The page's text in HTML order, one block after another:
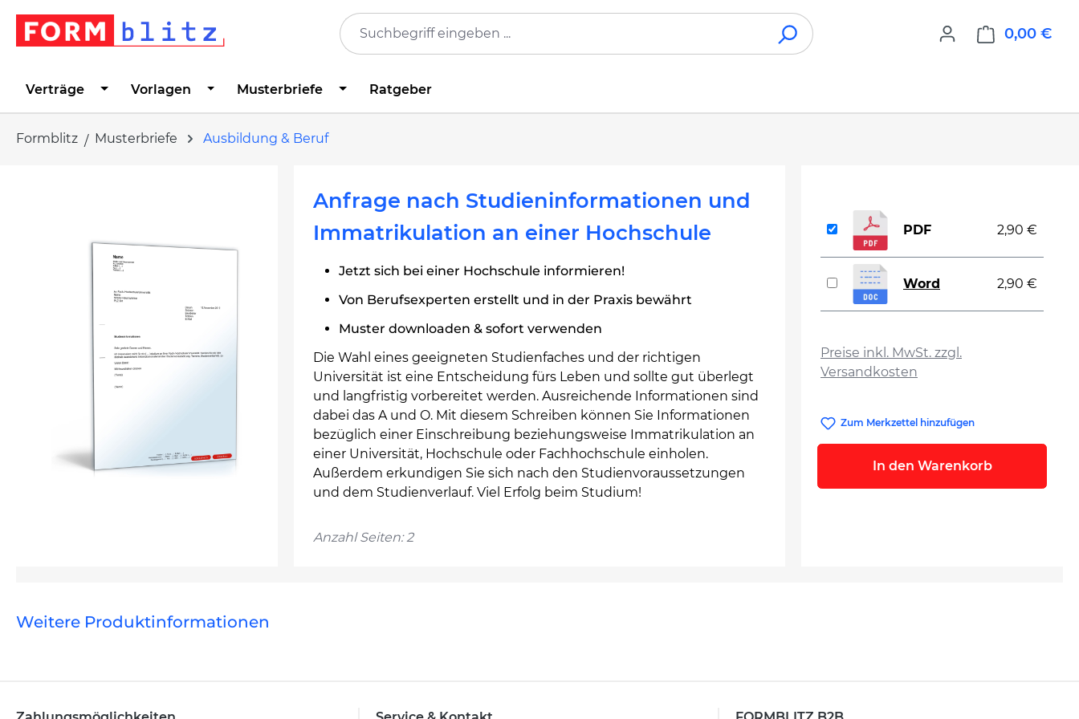
Zur Hauptnavigation springen
0,00 €
Verträge Vorlagen Musterbriefe Ratgeber
Formblitz Musterbriefe Ausbildung & Beruf
Anfrage nach Studieninformationen und
Immatrikulation an einer Hochschule
Jetzt sich bei einer Hochschule informieren!
Von Berufsexperten erstellt und in der Praxis bewährt
Muster downloaden & sofort verwenden
Die Wahl eines geeigneten Studienfaches und der richtigen
Universität ist eine Entscheidung fürs Leben und sollte gut überlegt
und langfristig vorbereitet werden. Ausreichende Informationen sind
dabei das A und O. Mit diesem Schreiben können Sie Informationen
bezüglich einer Einschreibung beziehungsweise Immatrikulation an
einer Universität, Hochschule oder Fachhochschule einholen.
Außerdem erkundigen Sie sich nach den Studienvoraussetzungen
und dem Studienverlauf. Viel Erfolg beim Studium!
Anzahl Seiten: 2
Preise inkl. MwSt. zzgl.
Versandkosten
PDF 2,90 €
Word 2,90 €
Zum Merkzettel hinzufügen
In den Warenkorb
Weitere Produktinformationen